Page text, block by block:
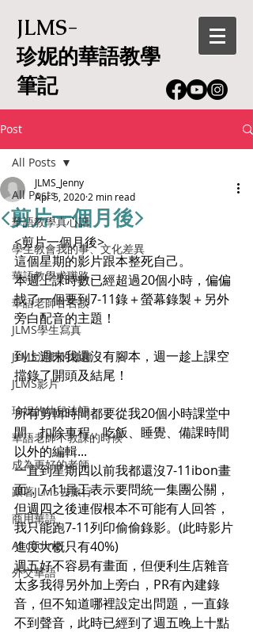
JLMS-
珍妮的華語教學
筆記
Post
All Posts
華語教學真心話
學生教會我的事、文化差異
華語教學求職路
華語老師甘苦談
JLMS學生寫真
JLMS活動的種種
JLMS影片
珍妮的幼兒法語
華語老師不教課的時候
成為更好的老師
跟著JLMS去旅行
商用華語
AI coding
外交華語
All Posts
<剪片一個月後>
JLMS_Jenny
Apr 5, 2020 2 min read
<剪片一個月後>
這個星期的影片跟本整死自己。
本週上課時數已經超過20個小時，偏偏
找了一個要到7-11錄＋螢幕錄製＋另外
旁白配音的主題！
到上週末我還沒有腳本，週一趁上課空
擋錄了開頭及結尾！
所有剪輯時間都要從我20個小時課堂中
間、扣除車程、吃飯、睡覺、備課時間
以外的編輯...
一直到星期四以前我都還沒7-11ibon畫
面，7-11員工表示要問統一集團公關，
但週四之後連假根本不可能有人回答，
我只能跑7-11列印偷偷錄影。(此時影片
進度大概只有40%)
週五好不容易有畫面，但便利生店雜音
太多我得另外加上旁白，PR有內建錄
音，但不知道哪裡設定出問題，一直錄
不到聲音，此時已經到了週五晚上十點